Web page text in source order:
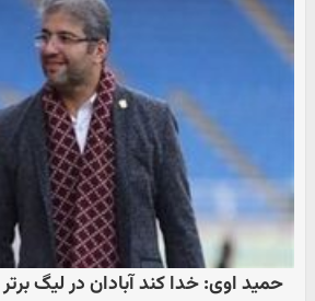
حمید اوی: خدا کند آبادان در لیگ برتر